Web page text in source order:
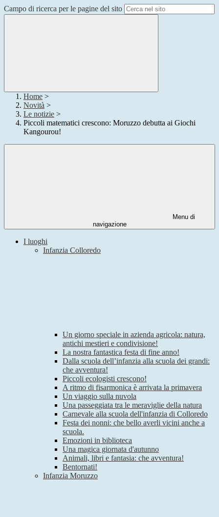
Campo di ricerca per le pagine del sito
Home >
Novità >
Le notizie >
Piccoli matematici crescono: Moruzzo debutta ai Giochi
Kangourou!
Menu di
navigazione
I luoghi
Infanzia Colloredo
Un giorno speciale in azienda agricola: natura,
antichi mestieri e condivisione!
La nostra fantastica festa di fine anno!
Dalla scuola dell’infanzia alla scuola dei grandi:
che avventura!
Piccoli ecologisti crescono!
A ritmo di fisarmonica è arrivata la primavera
Un viaggio sulla nuvola
Una passeggiata tra le meraviglie della natura
Carnevale alla scuola dell'infanzia di Colloredo
Festa dei nonni: che bello averli vicini anche a
scuola.
Emozioni in biblioteca
Una magica giornata d'autunno
Animali, libri e fantasia: che avventura!
Bentornati!
Infanzia Moruzzo